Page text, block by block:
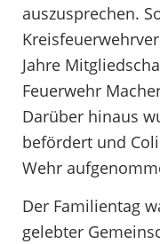
auszusprechen.
Jahre
Feuerwehr
Darüber hinaus
befördert und
Wehr
Der Familientag
gelebter